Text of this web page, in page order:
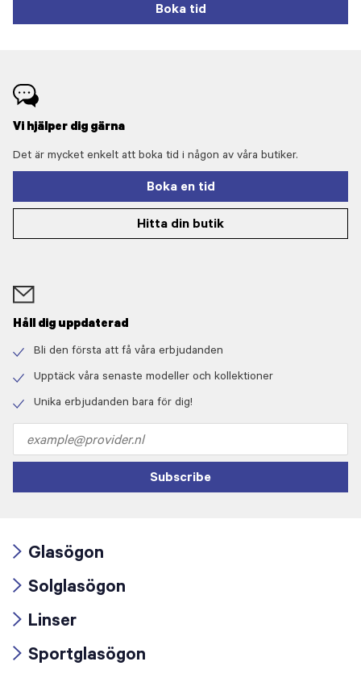
Boka tid
Vi hjälper dig gärna
Det är mycket enkelt att boka tid i någon av våra butiker.
Boka en tid
Hitta din butik
Håll dig uppdaterad
icon
Bli den första att få våra erbjudanden
icon
Upptäck våra senaste modeller och kollektioner
Unika erbjudanden bara för dig!
address
Subscribe
icon
Glasögon
icon
Solglasögon
icon
Linser
Sportglasögon